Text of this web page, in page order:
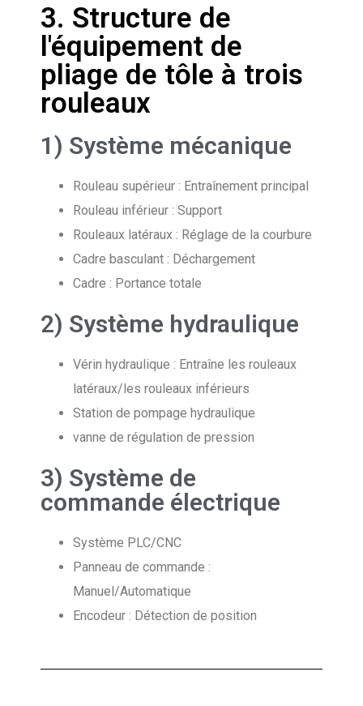
3. Structure de
l'équipement de
pliage de tôle à trois
rouleaux
1) Système mécanique
Rouleau supérieur : Entraînement principal
Rouleau inférieur : Support
Rouleaux latéraux : Réglage de la courbure
Cadre basculant : Déchargement
Cadre : Portance totale
2) Système hydraulique
Vérin hydraulique : Entraîne les rouleaux
latéraux/les rouleaux inférieurs
Station de pompage hydraulique
vanne de régulation de pression
3) Système de
commande électrique
Système PLC/CNC
Panneau de commande :
Manuel/Automatique
Encodeur : Détection de position